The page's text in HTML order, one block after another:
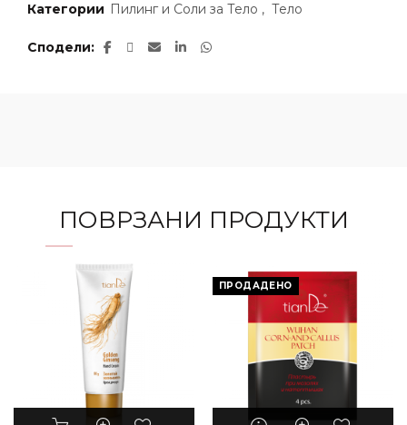
Категории Пилинг и Соли за Тело , Тело
Сподели
ПОВРЗАНИ ПРОДУКТИ
ПРОДАДЕНО